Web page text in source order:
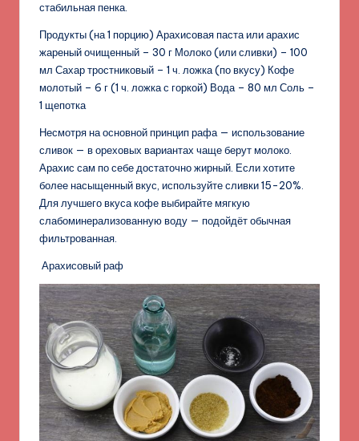
стабильная пенка.
Продукты (на 1 порцию) Арахисовая паста или арахис
жареный очищенный – 30 г Молоко (или сливки) – 100
мл Сахар тростниковый – 1 ч. ложка (по вкусу) Кофе
молотый – 6 г (1 ч. ложка с горкой) Вода – 80 мл Соль –
1 щепотка
Несмотря на основной принцип рафа — использование
сливок — в ореховых вариантах чаще берут молоко.
Арахис сам по себе достаточно жирный. Если хотите
более насыщенный вкус, используйте сливки 15-20%.
Для лучшего вкуса кофе выбирайте мягкую
слабоминерализованную воду — подойдёт обычная
фильтрованная.
Арахисовый раф